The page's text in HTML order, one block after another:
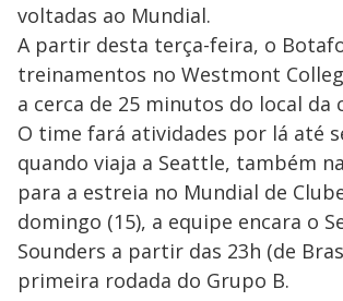
voltadas ao Mundial.
A partir desta terça-feira, o
treinamentos no Westmont
a cerca de 25 minutos do local da
O time fará atividades por lá até
quando viaja a Seattle, também
para a estreia no Mundial de
domingo (15), a equipe encara o
Sounders a partir das 23h (de
primeira rodada do Grupo B.